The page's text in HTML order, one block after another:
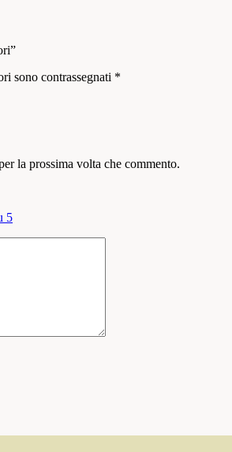
sono contrassegnati *
la prossima volta che commento.
5